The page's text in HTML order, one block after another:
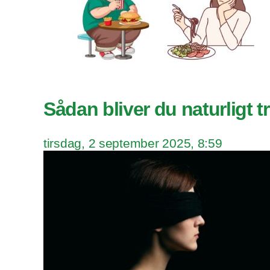
Sådan bliver du naturligt
tirsdag, 2 september 2025, 8:59